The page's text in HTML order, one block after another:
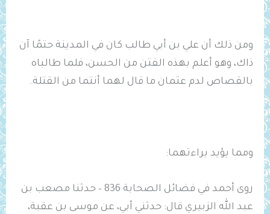
ومن ذلك أن علي بن أبي طالب كان في المدينة حتمًا آن
ذاك، وهو أعلم بهذه الفتن من الحسن، فلما طالباه
بالقصاص لدم عثمان ما قال لهما أنتما من القتلة.
ومما يؤيد براءتهما:
روى أحمد في فضائل الصحابة 836 – حدثنا مصعب بن
عبد الله الزبيري قال: حدثني أبي، عن موسى بن عقبة،